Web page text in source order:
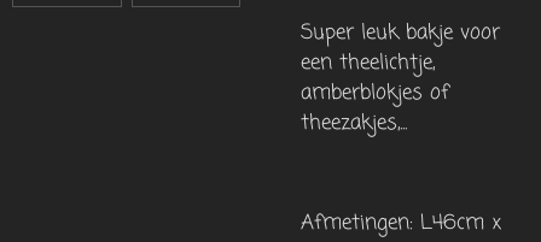
Super leuk bakje voor
een theelichtje,
amberblokjes of
theezakjes,...
Afmetingen: L46cm x